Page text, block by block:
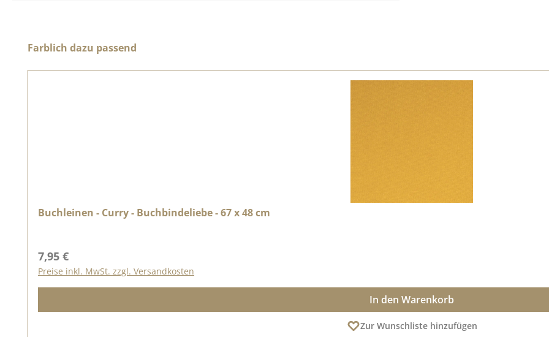
Produktgalerie überspringen
Farblich dazu passend
Buchleinen - Curry - Buchbindeliebe - 67 x 48 cm
Regulärer Preis:
7,95 €
Preise inkl. MwSt. zzgl. Versandkosten
In den Warenkorb
Zur Wunschliste hinzufügen